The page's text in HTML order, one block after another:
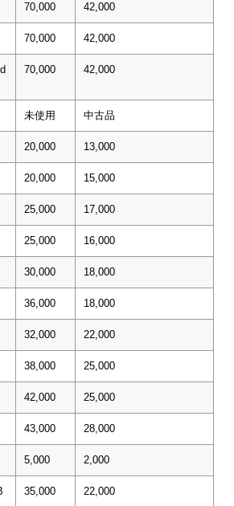
70,000 42,000
70,000 42,000
70,000 42,000
未使用 中古品
20,000 13,000
20,000 15,000
25,000 17,000
25,000 16,000
30,000 18,000
36,000 18,000
32,000 22,000
38,000 25,000
42,000 25,000
43,000 28,000
5,000 2,000
35,000 22,000